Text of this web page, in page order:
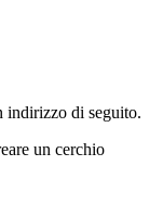
indirizzo di seguito.
un cerchio